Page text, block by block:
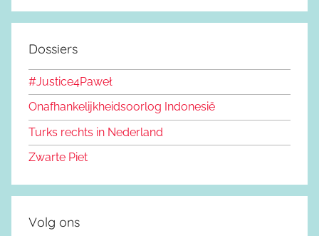
Dossiers
#Justice4Paweł
Onafhankelijkheidsoorlog Indonesië
Turks rechts in Nederland
Zwarte Piet
Volg ons